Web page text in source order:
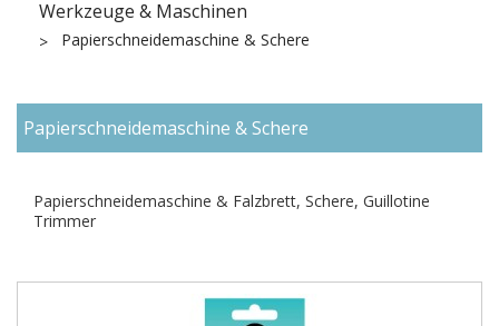
Werkzeuge & Maschinen
Papierschneidemaschine & Schere
Papierschneidemaschine & Schere
Papierschneidemaschine & Falzbrett, Schere, Guillotine
Trimmer